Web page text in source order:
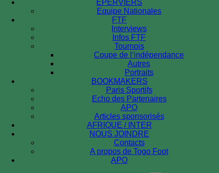
EPERVIERS
Equipe Nationales
FTF
Interviews
Infos FTF
Tournois
Coupe de l’indépendance
Autres
Portraits
BOOKMAKERS
Paris Sportifs
Echo des Partenaires
APO
Articles sponsorisés
AFRIQUE / INTER
NOUS JOINDRE
Contacts
A propos de Togo Foot
APO